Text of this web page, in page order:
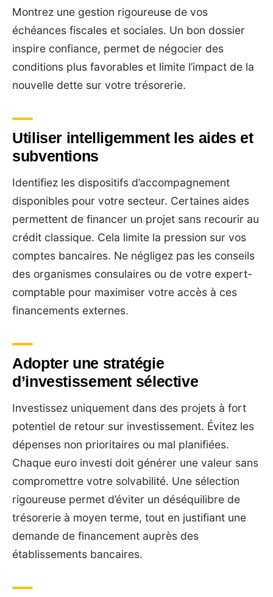
Montrez une gestion rigoureuse de vos
échéances fiscales et sociales. Un bon dossier
inspire confiance, permet de négocier des
conditions plus favorables et limite l’impact de la
nouvelle dette sur votre trésorerie.
Utiliser intelligemment les aides et
subventions
Identifiez les dispositifs d’accompagnement
disponibles pour votre secteur. Certaines aides
permettent de financer un projet sans recourir au
crédit classique. Cela limite la pression sur vos
comptes bancaires. Ne négligez pas les conseils
des organismes consulaires ou de votre expert-
comptable pour maximiser votre accès à ces
financements externes.
Adopter une stratégie
d’investissement sélective
Investissez uniquement dans des projets à fort
potentiel de retour sur investissement. Évitez les
dépenses non prioritaires ou mal planifiées.
Chaque euro investi doit générer une valeur sans
compromettre votre solvabilité. Une sélection
rigoureuse permet d’éviter un déséquilibre de
trésorerie à moyen terme, tout en justifiant une
demande de financement auprès des
établissements bancaires.